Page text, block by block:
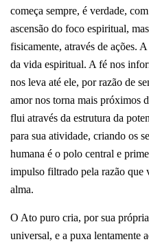
começa sempre, é verdade,
ascensão do foco espiritual,
fisicamente, através de ações.
da vida espiritual. A fé nos
nos leva até ele, por razão de
amor nos torna mais próximos
flui através da estrutura da
para sua atividade, criando os
humana é o polo central e
impulso filtrado pela razão que
alma.
O Ato puro cria, por sua
universal, e a puxa lentamente